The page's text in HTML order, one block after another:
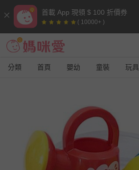
首載 App 現領 $ 100 折價券
( 10000+ )
分類 首頁 嬰幼 童裝 玩具